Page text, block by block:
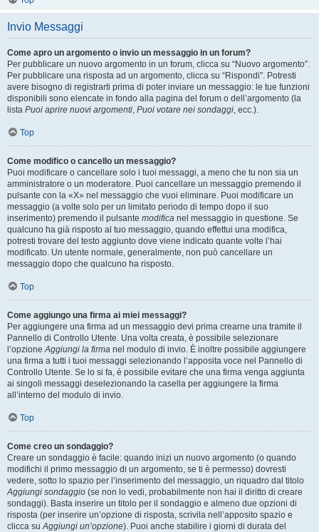
Invio Messaggi
Come apro un argomento o invio un messaggio in un forum?
Per pubblicare un nuovo argomento in un forum, clicca su “Nuovo argomento”.
Per pubblicare una risposta ad un argomento, clicca su “Rispondi”. Potresti
avere bisogno di registrarti prima di poter inviare un messaggio: le tue funzioni
disponibili sono elencate in fondo alla pagina del forum o dell’argomento (la
lista Puoi aprire nuovi argomenti, Puoi votare nei sondaggi, ecc.).
Top
Come modifico o cancello un messaggio?
Puoi modificare o cancellare solo i tuoi messaggi, a meno che tu non sia un
amministratore o un moderatore. Puoi cancellare un messaggio premendo il
pulsante con la «X» nel messaggio che vuoi eliminare. Puoi modificare un
messaggio (a volte solo per un limitato periodo di tempo dopo il suo
inserimento) premendo il pulsante modifica nel messaggio in questione. Se
qualcuno ha già risposto al tuo messaggio, quando effettui una modifica,
potresti trovare del testo aggiunto dove viene indicato quante volte l’hai
modificato. Un utente normale, generalmente, non può cancellare un
messaggio dopo che qualcuno ha risposto.
Top
Come aggiungo una firma ai miei messaggi?
Per aggiungere una firma ad un messaggio devi prima crearne una tramite il
Pannello di Controllo Utente. Una volta creata, è possibile selezionare
l’opzioneAggiungi la firma nel modulo di invio. È inoltre possibile aggiungere
una firma a tutti i tuoi messaggi selezionando l’apposita voce nel Pannello di
Controllo Utente. Se lo si fa, è possibile evitare che una firma venga aggiunta
ai singoli messaggi deselezionando la casella per aggiungere la firma
all’interno del modulo di invio.
Top
Come creo un sondaggio?
Creare un sondaggio è facile: quando inizi un nuovo argomento (o quando
modifichi il primo messaggio di un argomento, se ti è permesso) dovresti
vedere, sotto lo spazio per l’inserimento del messaggio, un riquadro dal titolo
Aggiungi sondaggio (se non lo vedi, probabilmente non hai il diritto di creare
sondaggi). Basta inserire un titolo per il sondaggio e almeno due opzioni di
risposta (per inserire un’opzione di risposta, scrivila nell’apposito spazio e
clicca suAggiungi un’opzione). Puoi anche stabilire i giorni di durata del